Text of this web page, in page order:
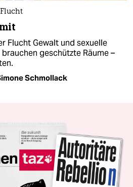
Flucht Gewalt und sexuelle
geschützte Räume –
Schmollack